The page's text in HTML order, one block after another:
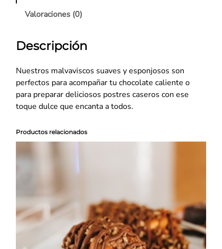
c
C
l
á
s
c
o
d
a
Valoraciones (0)
Descripción
Nuestros malvaviscos suaves y esponjosos son
perfectos para acompañar tu chocolate caliente o
para preparar deliciosos postres caseros con ese
toque dulce que encanta a todos.
Productos relacionados